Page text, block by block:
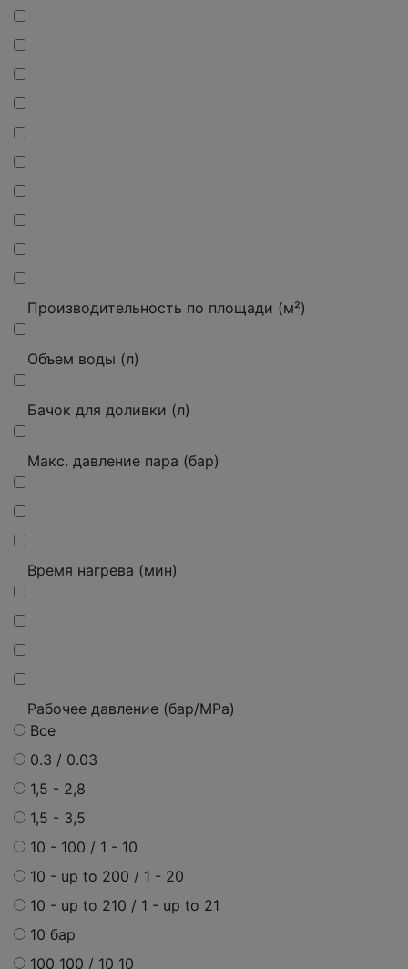
Производительность по площади (м²)
Объем воды (л)
Бачок для доливки (л)
Макс. давление пара (бар)
Время нагрева (мин)
Рабочее давление (бар/MPa)
Все
0.3 / 0.03
1,5 - 2,8
1,5 - 3,5
10 - 100 / 1 - 10
10 - up to 200 / 1 - 20
10 - up to 210 / 1 - up to 21
10 бар
100 100 / 10 10